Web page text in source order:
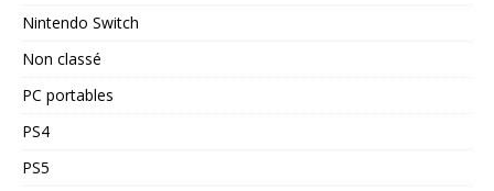
Nintendo Switch
Non classé
PC portables
PS4
PS5